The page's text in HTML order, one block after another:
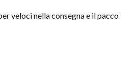
veloci nella consegna e il pacco